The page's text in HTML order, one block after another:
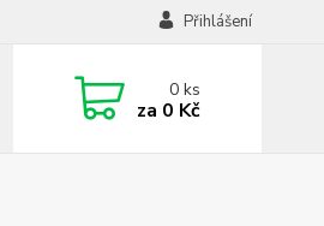
Přihlášení
0ks
za 0 Kč